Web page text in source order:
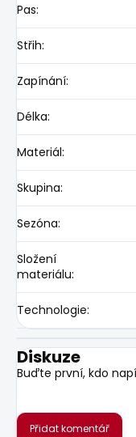
Pas:
Střih:
Zapínání:
Délka:
Materiál:
Skupina:
Sezóna:
Složení
materiálu:
Technologie:
Diskuze
Buďte první, kdo
Přidat komentář